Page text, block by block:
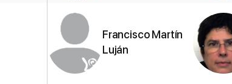
Francisco Martín
Luján